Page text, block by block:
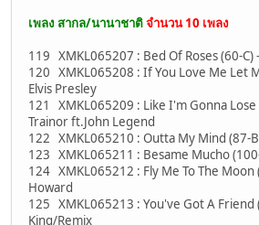
เพลง สากล/นานาชาติจำนวน 10 เพลง
119 XMKL065207 : Bed Of Roses (60-C)
120 XMKL065208 : If You Love Me Let
Elvis Presley
121 XMKL065209 : Like I'm Gonna Lose
Trainor ft.John Legend
122 XMKL065210 : Outta My Mind (87-
123 XMKL065211 : Besame Mucho
124 XMKL065212 : Fly Me To The Moon
Howard
125 XMKL065213 : You've Got A Friend
King/Remix